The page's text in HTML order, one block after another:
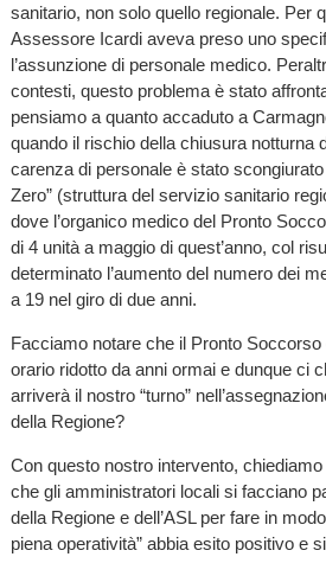
sanitario, non solo quello regionale. Per
Assessore Icardi aveva preso uno
l’assunzione di personale medico.
contesti, questo problema è stato
pensiamo a quanto accaduto a
quando il rischio della chiusura notturna
carenza di personale è stato
Zero” (struttura del servizio sanitario
dove l’organico medico del Pronto
di 4 unità a maggio di quest’anno, col
determinato l’aumento del numero dei
a 19 nel giro di due anni.
Facciamo notare che il Pronto
orario ridotto da anni ormai e dunque ci
arriverà il nostro “turno”
della Regione?
Con questo nostro intervento,
che gli amministratori locali si facciano
della Regione e dell’ASL per fare in
piena operatività” abbia esito positivo e